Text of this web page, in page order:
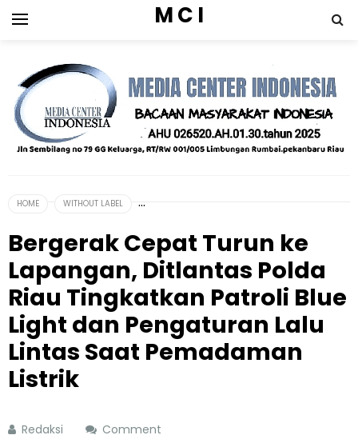
M C I
HOME WITHOUT LABEL
Bergerak Cepat Turun ke
Lapangan, Ditlantas Polda
Riau Tingkatkan Patroli Blue
Light dan Pengaturan Lalu
Lintas Saat Pemadaman
Listrik
Redaksi Comment